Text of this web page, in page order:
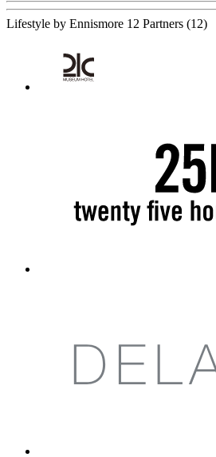
Lifestyle by Ennismore 12 Partners (12)